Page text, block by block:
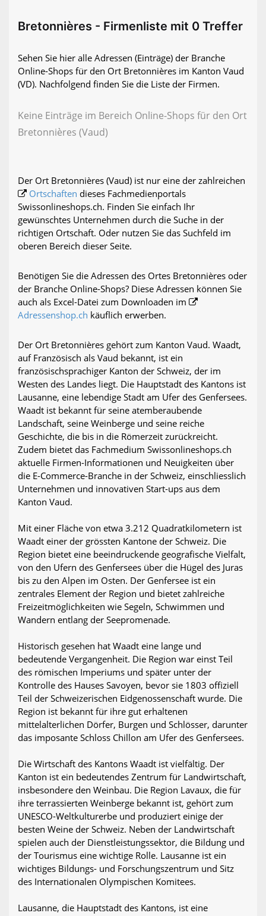
Bretonnières - Firmenliste mit 0 Treffer
Sehen Sie hier alle Adressen (Einträge) der Branche
Online-Shops für den Ort Bretonnières im Kanton Vaud
(VD). Nachfolgend finden Sie die Liste der Firmen.
Keine Einträge im Bereich Online-Shops für den Ort
Bretonnières (Vaud)
Der Ort Bretonnières (Vaud) ist nur eine der zahlreichen
Ortschaften dieses Fachmedienportals
Swissonlineshops.ch. Finden Sie einfach Ihr
gewünschtes Unternehmen durch die Suche in der
richtigen Ortschaft. Oder nutzen Sie das Suchfeld im
oberen Bereich dieser Seite.
Benötigen Sie die Adressen des Ortes Bretonnières oder
der Branche Online-Shops? Diese Adressen können Sie
auch als Excel-Datei zum Downloaden im
Adressenshop.ch käuflich erwerben.
Der Ort Bretonnières gehört zum Kanton Vaud. Waadt,
auf Französisch als Vaud bekannt, ist ein
französischsprachiger Kanton der Schweiz, der im
Westen des Landes liegt. Die Hauptstadt des Kantons ist
Lausanne, eine lebendige Stadt am Ufer des Genfersees.
Waadt ist bekannt für seine atemberaubende
Landschaft, seine Weinberge und seine reiche
Geschichte, die bis in die Römerzeit zurückreicht.
Zudem bietet das Fachmedium Swissonlineshops.ch
aktuelle Firmen-Informationen und Neuigkeiten über
die E-Commerce-Branche in der Schweiz, einschliesslich
Unternehmen und innovativen Start-ups aus dem
Kanton Vaud.
Mit einer Fläche von etwa 3.212 Quadratkilometern ist
Waadt einer der grössten Kantone der Schweiz. Die
Region bietet eine beeindruckende geografische Vielfalt,
von den Ufern des Genfersees über die Hügel des Juras
bis zu den Alpen im Osten. Der Genfersee ist ein
zentrales Element der Region und bietet zahlreiche
Freizeitmöglichkeiten wie Segeln, Schwimmen und
Wandern entlang der Seepromenade.
Historisch gesehen hat Waadt eine lange und
bedeutende Vergangenheit. Die Region war einst Teil
des römischen Imperiums und später unter der
Kontrolle des Hauses Savoyen, bevor sie 1803 offiziell
Teil der Schweizerischen Eidgenossenschaft wurde. Die
Region ist bekannt für ihre gut erhaltenen
mittelalterlichen Dörfer, Burgen und Schlösser, darunter
das imposante Schloss Chillon am Ufer des Genfersees.
Die Wirtschaft des Kantons Waadt ist vielfältig. Der
Kanton ist ein bedeutendes Zentrum für Landwirtschaft,
insbesondere den Weinbau. Die Region Lavaux, die für
ihre terrassierten Weinberge bekannt ist, gehört zum
UNESCO-Weltkulturerbe und produziert einige der
besten Weine der Schweiz. Neben der Landwirtschaft
spielen auch der Dienstleistungssektor, die Bildung und
der Tourismus eine wichtige Rolle. Lausanne ist ein
wichtiges Bildungs- und Forschungszentrum und Sitz
des Internationalen Olympischen Komitees.
Lausanne, die Hauptstadt des Kantons, ist eine